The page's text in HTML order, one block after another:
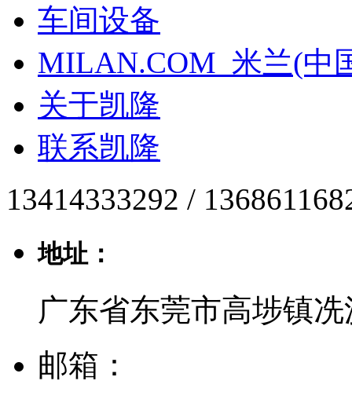
车间设备
MILAN.COM_米兰(中
关于凯隆
联系凯隆
13414333292 /
地址：
广东省东莞市高埗镇
邮箱：